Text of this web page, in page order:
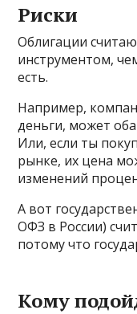
Риски
Облигации
инструментом,
есть.
Например,
деньги, может
Или, если ты
рынке, их цена
изменений
А вот
ОФЗ в России)
потому что
Кому